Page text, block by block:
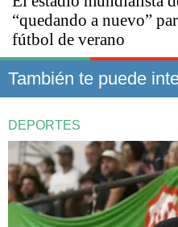
“quedando a nuevo”
fútbol de verano
También te puede
DEPORTES